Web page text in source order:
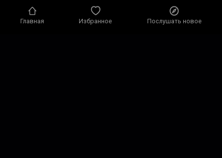
Главная Избранное Послушать новое